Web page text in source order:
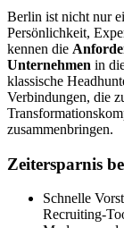
Berlin ist nicht nur
Persönlichkeit,
kennen die
Unternehmen in
klassische
Verbindungen, die
zusammenbringen.
Zeitersparnis
Schnelle
Recruiting-